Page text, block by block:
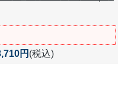
円 (税込)